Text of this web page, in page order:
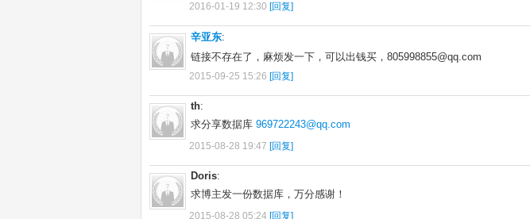
2016-01-19 12:30 [回复]
辛亚东:
链接不存在了，麻烦发一下，可以出钱买，805998855@qq.com
2015-09-25 15:26 [回复]
th:
求分享数据库 969722243@qq.com
2015-08-28 19:47 [回复]
Doris:
求博主发一份数据库，万分感谢！
2015-08-28 05:24 [回复]